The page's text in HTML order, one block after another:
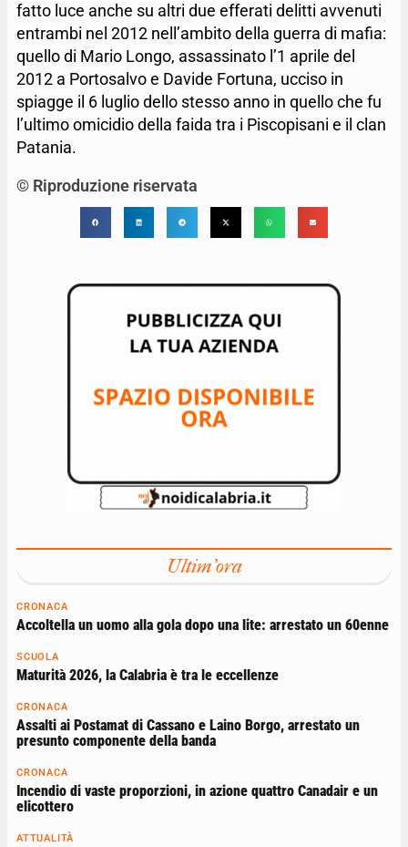
fatto luce anche su altri due efferati delitti avvenuti
entrambi nel 2012 nell’ambito della guerra di mafia:
quello di Mario Longo, assassinato l’1 aprile del
2012 a Portosalvo e Davide Fortuna, ucciso in
spiagge il 6 luglio dello stesso anno in quello che fu
l’ultimo omicidio della faida tra i Piscopisani e il clan
Patania.
© Riproduzione riservata
Ultim'ora
CRONACA
Accoltella un uomo alla gola dopo una lite: arrestato un 60enne
SCUOLA
Maturità 2026, la Calabria è tra le eccellenze
CRONACA
Assalti ai Postamat di Cassano e Laino Borgo, arrestato un
presunto componente della banda
CRONACA
Incendio di vaste proporzioni, in azione quattro Canadair e un
elicottero
ATTUALITÀ